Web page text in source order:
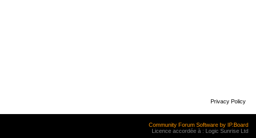
Privacy Policy
Community Forum Software by IP.Board
Licence accordée à : Logic Sunrise Ltd